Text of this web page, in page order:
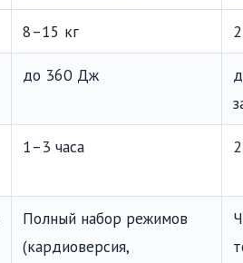
8–15 кг
до 360 Дж
1–3 часа
Полный набор режимов
(кардиоверсия,